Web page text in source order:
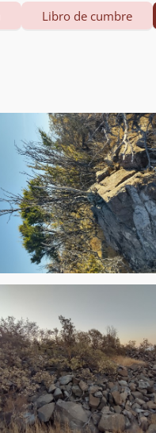
Libro de cumbre